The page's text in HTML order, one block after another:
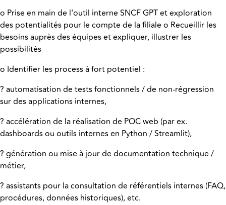
o Prise en main de l'outil interne SNCF GPT et exploration
des potentialités pour le compte de la filiale o Recueillir les
besoins auprès des équipes et expliquer, illustrer les
possibilités
o Identifier les process à fort potentiel :
? automatisation de tests fonctionnels / de non-régression
sur des applications internes,
? accélération de la réalisation de POC web (par ex.
dashboards ou outils internes en Python / Streamlit),
? génération ou mise à jour de documentation technique /
métier,
? assistants pour la consultation de référentiels internes (FAQ,
procédures, données historiques), etc.